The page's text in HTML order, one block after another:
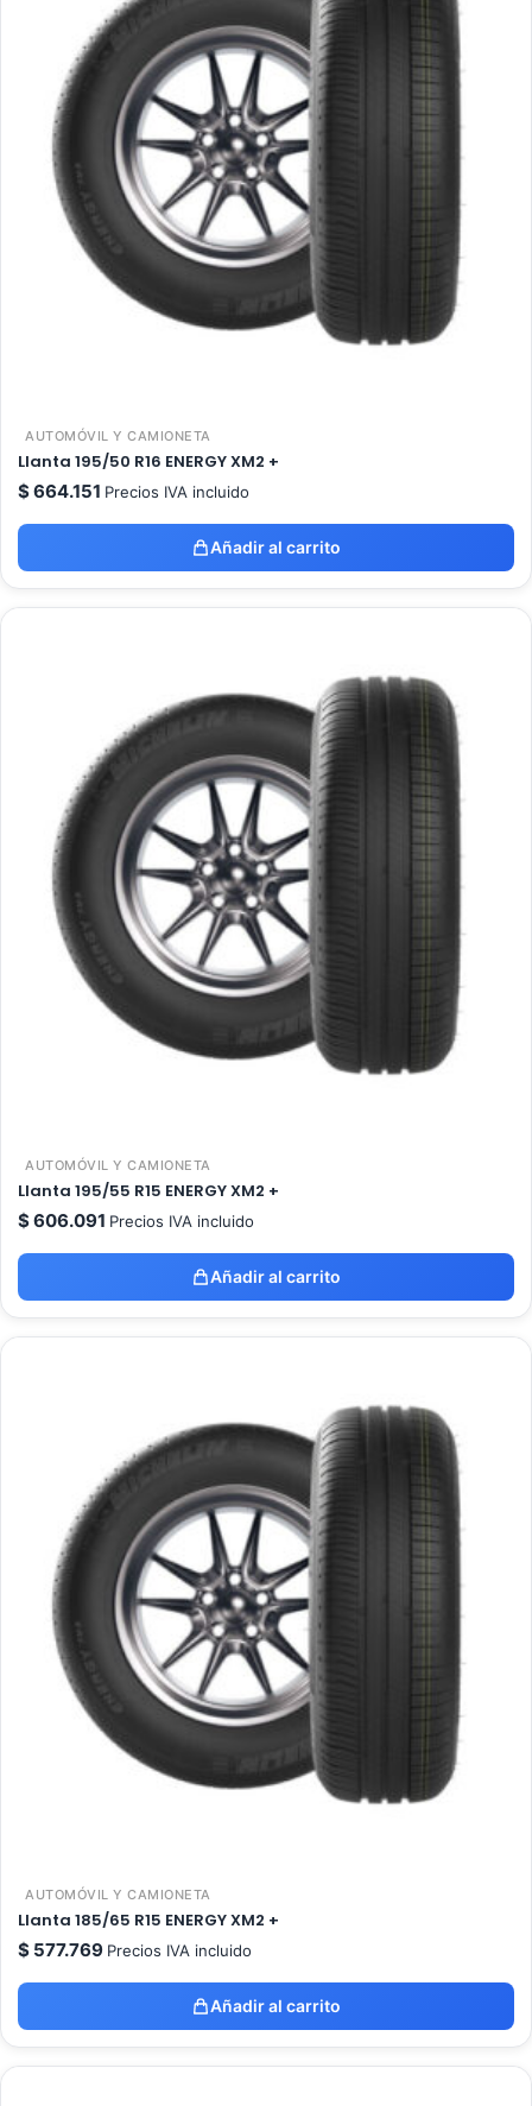
AUTOMÓVIL Y CAMIONETA
Llanta 195/50 R16 ENERGY XM2 +
$664.151 Precios IVA incluido
Añadir al carrito
AUTOMÓVIL Y CAMIONETA
Llanta 195/55 R15 ENERGY XM2 +
$606.091 Precios IVA incluido
Añadir al carrito
AUTOMÓVIL Y CAMIONETA
Llanta 185/65 R15 ENERGY XM2 +
$ 577.769 Precios IVA incluido
Añadir al carrito